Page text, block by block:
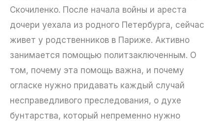
Скочиленко. После начала войны и ареста
дочери уехала из родного Петербурга, сейчас
живет у родственников в Париже. Активно
занимается помощью политзаключенным. О
том, почему эта помощь важна, и почему
огласке нужно придавать каждый случай
несправедливого преследования, о духе
бунтарства, который непременно нужно